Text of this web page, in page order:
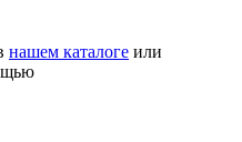
нашем каталоге или